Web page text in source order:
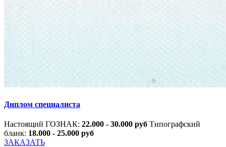
Диплом специалиста
Настоящий ГОЗНАК: 22.000 - 30.000 руб Типографский
бланк: 18.000 - 25.000 руб
ЗАКАЗАТЬ